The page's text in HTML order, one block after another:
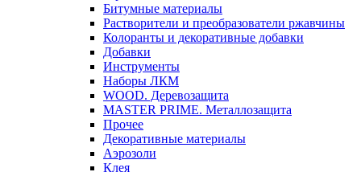
Битумные материалы
Растворители и преобразователи ржавчины
Колоранты и декоративные добавки
Добавки
Инструменты
Наборы ЛКМ
WOOD. Деревозащита
MASTER PRIME. Металлозащита
Прочее
Декоративные материалы
Аэрозоли
Клея